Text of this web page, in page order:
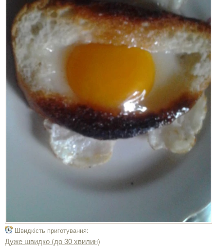
Швидкість приготування:
Дуже швидко (до 30 хвилин)